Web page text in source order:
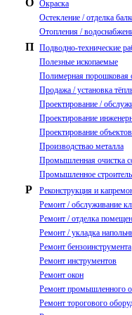
О Окраска
Остекление / отделка
Отопления /
П Подводно-технические
Полезные ископаемые
Полимерная порошковая
Продажа / установка
Проектирование /
Проектирование
Проектирование
Производствао металла
Промышленная очистка
Промышленное
Р
Реконструкция и
Ремонт / обслуживание
Ремонт / отделка
Ремонт / укладка
Ремонт бензоинструмента
Ремонт инструментов
Ремонт окон
Ремонт промышленного
Ремонт торогового